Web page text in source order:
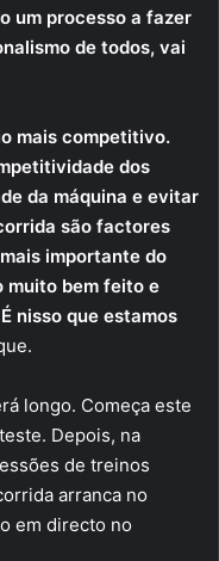
um processo a fazer
de todos, vai
mais competitivo.
dos
da máquina e evitar
são factores
importante do
muito bem feito e
nisso que estamos
longo. Começa este
Depois, na
de treinos
arranca no
em directo no